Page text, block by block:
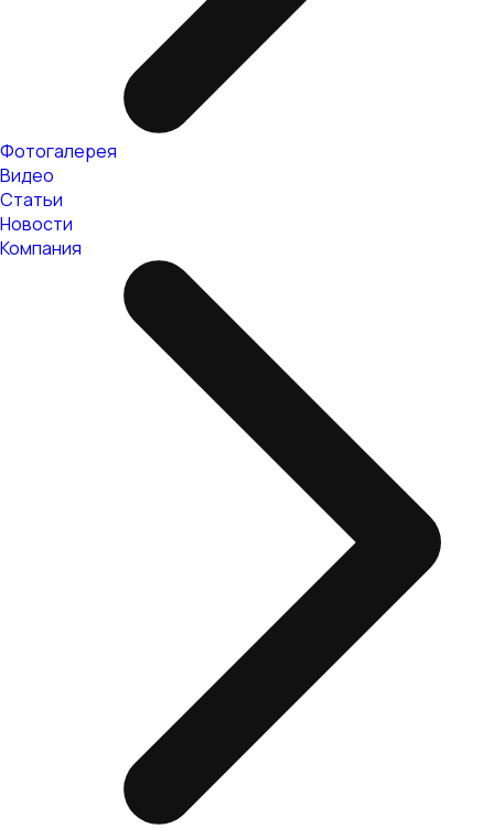
Фотогалерея
Видео
Статьи
Новости
Компания